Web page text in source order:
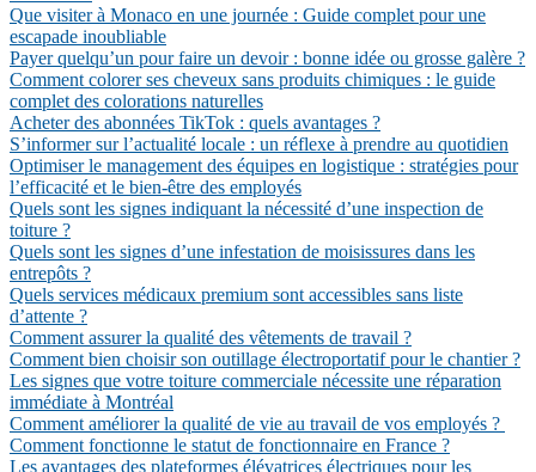
Que visiter à Monaco en une journée : Guide complet pour une
escapade inoubliable
Payer quelqu’un pour faire un devoir : bonne idée ou grosse galère ?
Comment colorer ses cheveux sans produits chimiques : le guide
complet des colorations naturelles
Acheter des abonnées TikTok : quels avantages ?
S’informer sur l’actualité locale : un réflexe à prendre au quotidien
Optimiser le management des équipes en logistique : stratégies pour
l’efficacité et le bien-être des employés
Quels sont les signes indiquant la nécessité d’une inspection de
toiture ?
Quels sont les signes d’une infestation de moisissures dans les
entrepôts ?
Quels services médicaux premium sont accessibles sans liste
d’attente ?
Comment assurer la qualité des vêtements de travail ?
Comment bien choisir son outillage électroportatif pour le chantier ?
Les signes que votre toiture commerciale nécessite une réparation
immédiate à Montréal
Comment améliorer la qualité de vie au travail de vos employés ?
Comment fonctionne le statut de fonctionnaire en France ?
Les avantages des plateformes élévatrices électriques pour les